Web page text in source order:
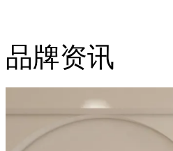
品牌资讯